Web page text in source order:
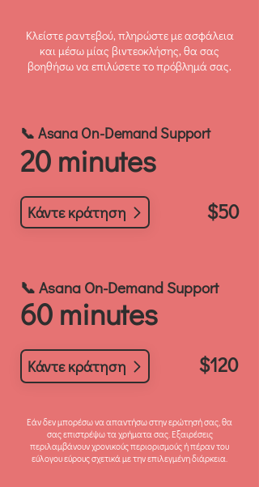
Κλείστε ραντεβού, πληρώστε με ασφάλεια
και μέσω μίας βιντεοκλήσης, θα σας
βοηθήσω να επιλύσετε το πρόβλημά σας.
📞 ​Asana On-Demand Support
20 minutes
Κάντε κράτηση $50
📞 ​Asana On-Demand Support
60 minutes
Κάντε κράτηση $120
Εάν δεν μπορέσω να απαντήσω στην ερώτησή σας, θα
σας επιστρέψω τα χρήματα σας. Εξαιρέσεις
περιλαμβάνουν χρονικούς περιορισμούς ή πέραν του
εύλογου εύρους σχετικά με την επιλεγμένη διάρκεια.